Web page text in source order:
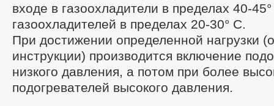
входе в газоохладители в пределах 40-
газоохладителей в пределах 20-30° С.
При достижении определенной нагрузки
инструкции) производится включение
низкого давления, а потом при более
подогревателей высокого давления.